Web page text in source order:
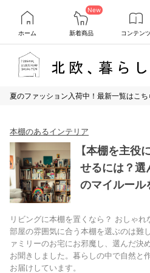
ホーム
New
新着商品 コンテンツ
夏のファッション入荷中！最新一覧はこ
本棚のあるインテリア
【本棚を主役
せるには？選
のマイルール
リビングに本棚を置くなら？ おしゃれ
部屋の雰囲気に合う本棚を選ぶのは難
ァミリーのお宅にお邪魔し、選んだ決
お聞きしました。暮らしの中で自然と
お届けしています。